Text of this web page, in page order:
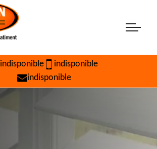
indisponible
indisponible
indisponible